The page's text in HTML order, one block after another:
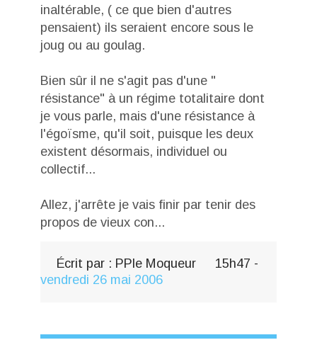
inaltérable, ( ce que bien d'autres
pensaient) ils seraient encore sous le
joug ou au goulag.
Bien sûr il ne s'agit pas d'une "
résistance" à un régime totalitaire dont
je vous parle, mais d'une résistance à
l'égoïsme, qu'il soit, puisque les deux
existent désormais, individuel ou
collectif...
Allez, j'arrête je vais finir par tenir des
propos de vieux con...
Écrit par : PPle Moqueur 15h47 -
vendredi 26 mai 2006